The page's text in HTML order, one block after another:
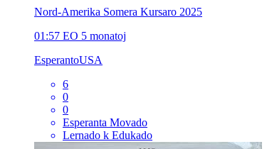
Nord-Amerika Somera Kursaro 2025
01:57 EO 5 monatoj
EsperantoUSA
6
0
0
Esperanta Movado
Lernado k Edukado